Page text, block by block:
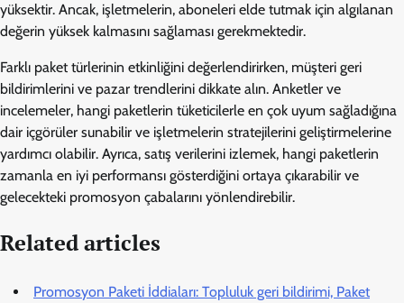
yüksektir. Ancak, işletmelerin, aboneleri elde tutmak için algılanan
değerin yüksek kalmasını sağlaması gerekmektedir.
Farklı paket türlerinin etkinliğini değerlendirirken, müşteri geri
bildirimlerini ve pazar trendlerini dikkate alın. Anketler ve
incelemeler, hangi paketlerin tüketicilerle en çok uyum sağladığına
dair içgörüler sunabilir ve işletmelerin stratejilerini geliştirmelerine
yardımcı olabilir. Ayrıca, satış verilerini izlemek, hangi paketlerin
zamanla en iyi performansı gösterdiğini ortaya çıkarabilir ve
gelecekteki promosyon çabalarını yönlendirebilir.
Related articles
Promosyon Paketi İddiaları: Topluluk geri bildirimi, Paket